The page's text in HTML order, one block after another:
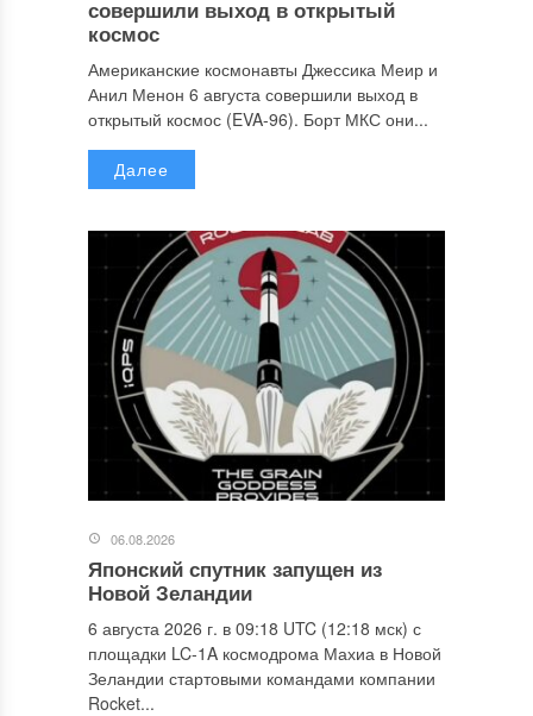
совершили выход в открытый
космос
Американские космонавты Джессика Меир и
Анил Менон 6 августа совершили выход в
открытый космос (EVA-96). Борт МКС они...
Далее
06.08.2026
Японский спутник запущен из
Новой Зеландии
6 августа 2026 г. в 09:18 UTC (12:18 мск) с
площадки LC-1A космодрома Махиа в Новой
Зеландии стартовыми командами компании
Rocket...